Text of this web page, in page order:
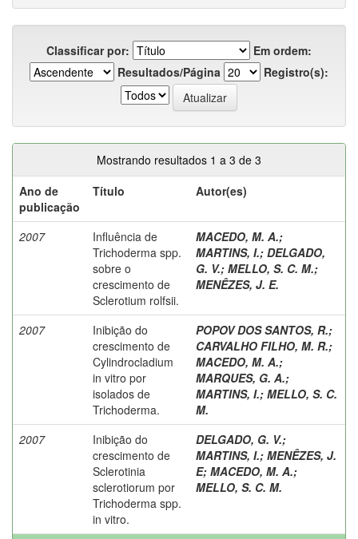
Classificar por:
Em ordem:
Resultados/Página
Registro(s):
Mostrando resultados 1 a 3 de 3
Ano de
publicação
Título Autor(es)
2007
Influência de
Trichoderma spp.
sobre o
crescimento de
Sclerotium rolfsii.
MACEDO, M. A.;
MARTINS, I.; DELGADO,
G. V.; MELLO, S. C. M.;
MENÊZES, J. E.
2007
Inibição do
crescimento de
Cylindrocladium
in vitro por
isolados de
Trichoderma.
POPOV DOS SANTOS, R.;
CARVALHO FILHO, M. R.;
MACEDO, M. A.;
MARQUES, G. A.;
MARTINS, I.; MELLO, S. C.
M.
2007
Inibição do
crescimento de
Sclerotinia
sclerotiorum por
Trichoderma spp.
in vitro.
DELGADO, G. V.;
MARTINS, I.; MENÊZES, J.
E; MACEDO, M. A.;
MELLO, S. C. M.